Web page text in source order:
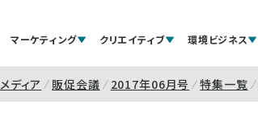
マーケティング クリエイティブ 環境ビジネス
メディア 販促会議 2017年06月号 特集一覧